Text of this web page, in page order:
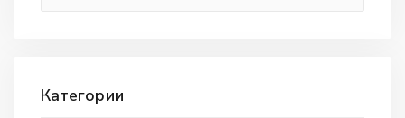
Категории